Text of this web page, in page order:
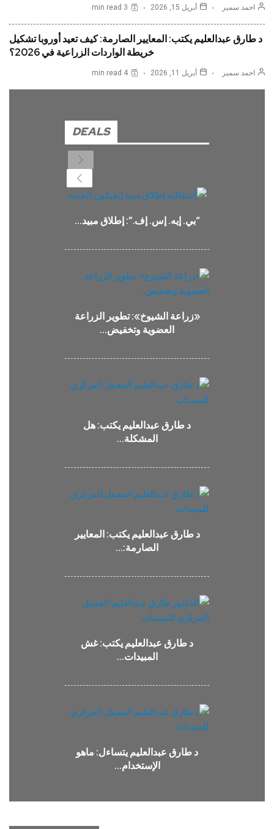
احمد سمير أبريل 15, 2026 3 min read
د طارق عبدالعليم يكتب: المعايير الصارمة: كيف تعيد أوروبا تشكيل
خريطة الواردات الزراعية في 2026؟
احمد سمير أبريل 11, 2026 4 min read
DEALS
Previous
Next
“بي. إيه. إس. إف.”: إطلاق مبيد…
«زراعة الشيوخ»: تطوير الزراعة
العضوية وتخفيض…
د طارق عبدالعليم يكتب: هل
المشكلة…
د طارق عبدالعليم يكتب: المعايير
الصارمة:…
د طارق عبدالعليم يكتب: غش
المبيدات…
د طارق عبدالعليم يتساءل: ماهو
الإستخدام…